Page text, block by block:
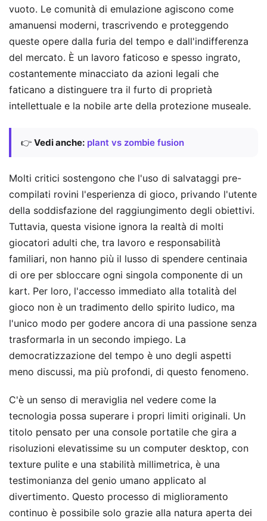
vuoto. Le comunità di emulazione agiscono come
amanuensi moderni, trascrivendo e proteggendo
queste opere dalla furia del tempo e dall'indifferenza
del mercato. È un lavoro faticoso e spesso ingrato,
costantemente minacciato da azioni legali che
faticano a distinguere tra il furto di proprietà
intellettuale e la nobile arte della protezione museale.
👉 Vedi anche: plant vs zombie fusion
Molti critici sostengono che l'uso di salvataggi pre-
compilati rovini l'esperienza di gioco, privando l'utente
della soddisfazione del raggiungimento degli obiettivi.
Tuttavia, questa visione ignora la realtà di molti
giocatori adulti che, tra lavoro e responsabilità
familiari, non hanno più il lusso di spendere centinaia
di ore per sbloccare ogni singola componente di un
kart. Per loro, l'accesso immediato alla totalità del
gioco non è un tradimento dello spirito ludico, ma
l'unico modo per godere ancora di una passione senza
trasformarla in un secondo impiego. La
democratizzazione del tempo è uno degli aspetti
meno discussi, ma più profondi, di questo fenomeno.
C'è un senso di meraviglia nel vedere come la
tecnologia possa superare i propri limiti originali. Un
titolo pensato per una console portatile che gira a
risoluzioni elevatissime su un computer desktop, con
texture pulite e una stabilità millimetrica, è una
testimonianza del genio umano applicato al
divertimento. Questo processo di miglioramento
continuo è possibile solo grazie alla natura aperta dei